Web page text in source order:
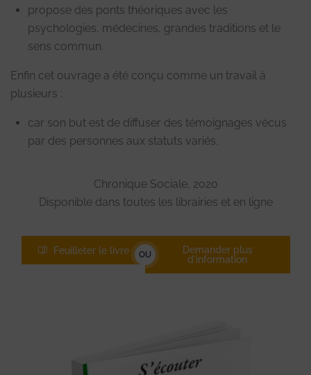
propose des ponts théoriques avec les
psychologies, médecines, grandes traditions et le
sens commun.
Enfin cet ouvrage a été conçu comme un travail à
plusieurs :
car son but est de diffuser des témoignages vécus
par des personnes aux statuts variés.
Chronique Sociale, 2020
Disponible dans toutes les librairies et en ligne
Feuilleter le livre OU
Demander plus
d'information